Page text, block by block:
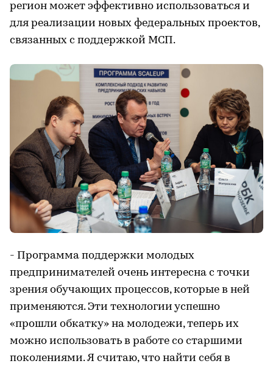
регион может эффективно использоваться и
для реализации новых федеральных проектов,
связанных с поддержкой МСП.
- Программа поддержки молодых
предпринимателей очень интересна с точки
зрения обучающих процессов, которые в ней
применяются. Эти технологии успешно
«прошли обкатку» на молодежи, теперь их
можно использовать в работе со старшими
поколениями. Я считаю, что найти себя в